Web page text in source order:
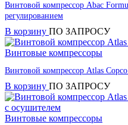
Винтовой компрессор Abac
регулированием
В корзину ПО ЗАПРОСУ
Винтовые компрессоры
Винтовой компрессор Atlas
В корзину ПО ЗАПРОСУ
Винтовые компрессоры